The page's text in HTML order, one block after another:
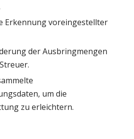
Erkennung voreingestellter
der Ausbringmengen
um die
zu erleichtern.